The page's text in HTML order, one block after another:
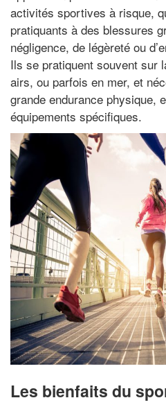
activités sportives à risque,
pratiquants à des blessures
négligence, de légèreté ou
Ils se pratiquent souvent sur
airs, ou parfois en mer, et
grande endurance physique,
équipements spécifiques.
Les bienfaits du